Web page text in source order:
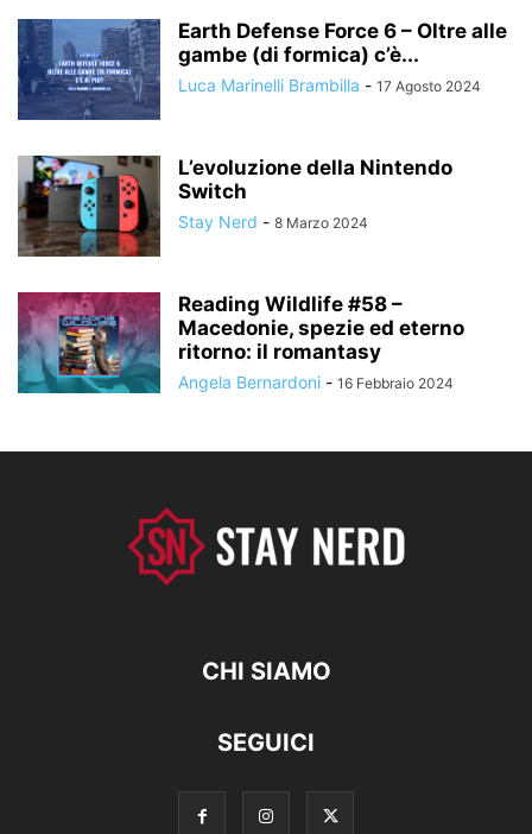
Earth Defense Force 6 – Oltre alle
gambe (di formica) c’è...
Luca Marinelli Brambilla - 17 Agosto 2024
L’evoluzione della Nintendo
Switch
Stay Nerd - 8 Marzo 2024
Reading Wildlife #58 –
Macedonie, spezie ed eterno
ritorno: il romantasy
Angela Bernardoni - 16 Febbraio 2024
CHI SIAMO
SEGUICI